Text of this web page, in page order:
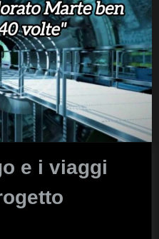
e i viaggi